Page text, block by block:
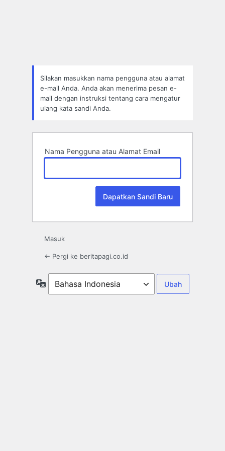
Silakan masukkan nama pengguna atau alamat
e-mail Anda. Anda akan menerima pesan e-
mail dengan instruksi tentang cara mengatur
ulang kata sandi Anda.
Nama Pengguna atau Alamat Email
Masuk
← Pergi ke beritapagi.co.id
Bahasa